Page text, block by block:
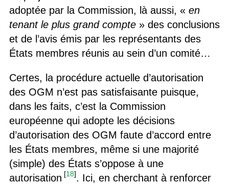
adoptée par la Commission, là aussi, « en
tenant le plus grand compte» des conclusions
et de l’avis émis par les représentants des
États membres réunis au sein d’un comité…
Certes, la procédure actuelle d’autorisation
des OGM n’est pas satisfaisante puisque,
dans les faits, c’est la Commission
européenne qui adopte les décisions
d’autorisation des OGM faute d’accord entre
les États membres, même si une majorité
(simple) des États s’oppose à une
autorisation [18]. Ici, en cherchant à renforcer